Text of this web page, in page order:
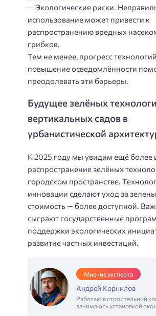
— Экологические риски.
использование может привести к
распространению вредных
грибков.
Тем не менее, прогресс
повышение осведомлённости
преодолевать эти барьеры.
Будущее зелёных
вертикальных садов в
урбанистической
К 2025 году мы увидим ещё более
распространение зелёных
городском пространстве.
инновации сделают уход за
стоимость — более доступной.
сыграют государственные
поддержки экологических
развитие частных инвестиций.
Мнение эксперта
Андрей Корнилов
Работаю в строительной
занимаюсь установкой